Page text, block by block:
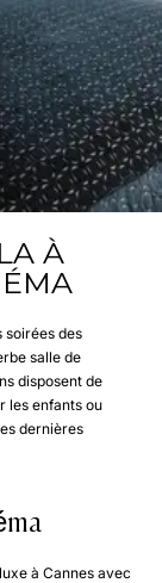
À
soirées des
salle de
disposent de
les enfants ou
dernières
à Cannes avec